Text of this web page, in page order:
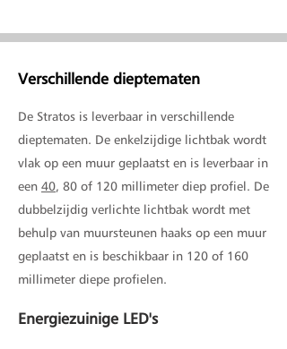
Verschillende dieptematen
De Stratos is leverbaar in verschillende
dieptematen. De enkelzijdige lichtbak wordt
vlak op een muur geplaatst en is leverbaar in
een 40, 80 of 120 millimeter diep profiel. De
dubbelzijdig verlichte lichtbak wordt met
behulp van muursteunen haaks op een muur
geplaatst en is beschikbaar in 120 of 160
millimeter diepe profielen.
Energiezuinige LED's